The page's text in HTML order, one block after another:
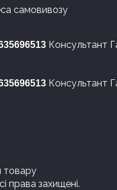
самовивозу
Консультант
Консультант
товару
права захищені.